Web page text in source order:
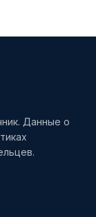
Данные о